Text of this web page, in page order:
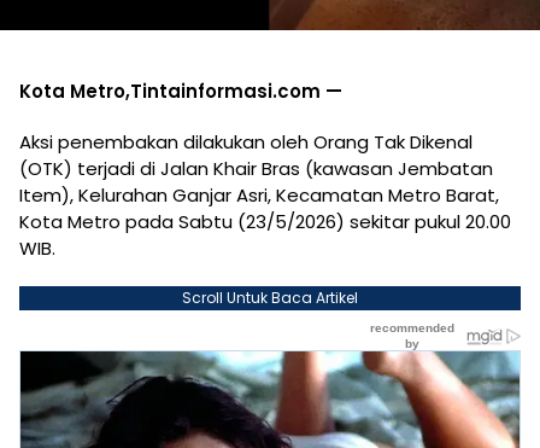
Kota Metro,Tintainformasi.com —
Aksi penembakan dilakukan oleh Orang Tak Dikenal
(OTK) terjadi di Jalan Khair Bras (kawasan Jembatan
Item), Kelurahan Ganjar Asri, Kecamatan Metro Barat,
Kota Metro pada Sabtu (23/5/2026) sekitar pukul 20.00
WIB.
Scroll Untuk Baca Artikel